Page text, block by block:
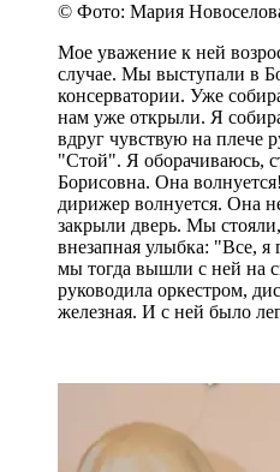
© Фото: Мария
Мое уважение к ней
случае. Мы выступали в
консерватории. Уже
нам уже открыли. Я
вдруг чувствую на плече
"Стой". Я оборачиваюсь,
Борисовна. Она
дирижер волнуется. Она
закрыли дверь. Мы
внезапная улыбка: "Все,
мы тогда вышли с ней на
руководила оркестром,
железная. И с ней было